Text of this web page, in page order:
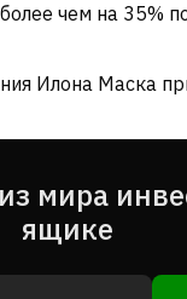
чем на 35%
Илона Маска
мира
ящике